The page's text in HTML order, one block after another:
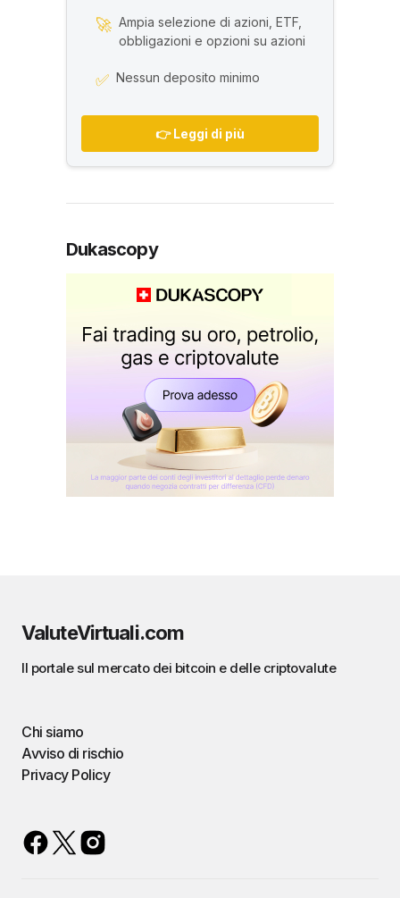
🚀 Ampia selezione di azioni, ETF,
obbligazioni e opzioni su azioni
✅ Nessun deposito minimo
👉 Leggi di più
Dukascopy
ValuteVirtuali.com
Il portale sul mercato dei bitcoin e delle criptovalute
Chi siamo
Avviso di rischio
Privacy Policy